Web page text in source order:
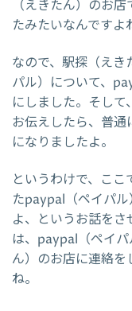
（えきたん）のお
たみたいなんですよ
なので、駅探（え
パル）について、
にしました。そし
お伝えしたら、普
になりましたよ。
というわけで、こ
たpaypal（ペイパ
よ、というお話を
は、paypal（ペイ
ん）のお店に連絡を
ね。